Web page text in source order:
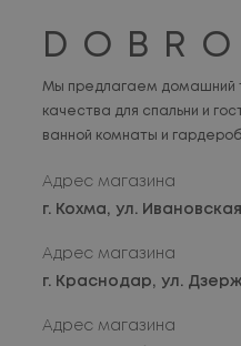
DOBRO
Мы предлагаем домашний
качества для спальни и
ванной комнаты и
Адрес магазина
г. Кохма, ул.
Адрес магазина
г. Краснодар, ул.
Адрес магазина